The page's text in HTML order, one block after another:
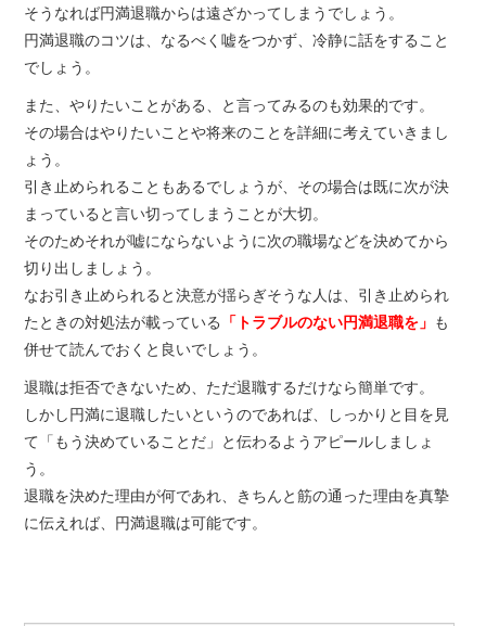
そうなれば円満退職からは遠ざかってしまうでしょう。
円満退職のコツは、なるべく嘘をつかず、冷静に話をすること
でしょう。
また、やりたいことがある、と言ってみるのも効果的です。
その場合はやりたいことや将来のことを詳細に考えていきまし
ょう。
引き止められることもあるでしょうが、その場合は既に次が決
まっていると言い切ってしまうことが大切。
そのためそれが嘘にならないように次の職場などを決めてから
切り出しましょう。
なお引き止められると決意が揺らぎそうな人は、引き止められ
たときの対処法が載っている 「 トラブルのない円満退職を 」 も
併せて読んでおくと良いでしょう。
退職は拒否できないため、ただ退職するだけなら簡単です。
しかし円満に退職したいというのであれば、しっかりと目を見
て「もう決めていることだ」と伝わるようアピールしましょ
う。
退職を決めた理由が何であれ、きちんと筋の通った理由を真摯
に伝えれば、円満退職は可能です。